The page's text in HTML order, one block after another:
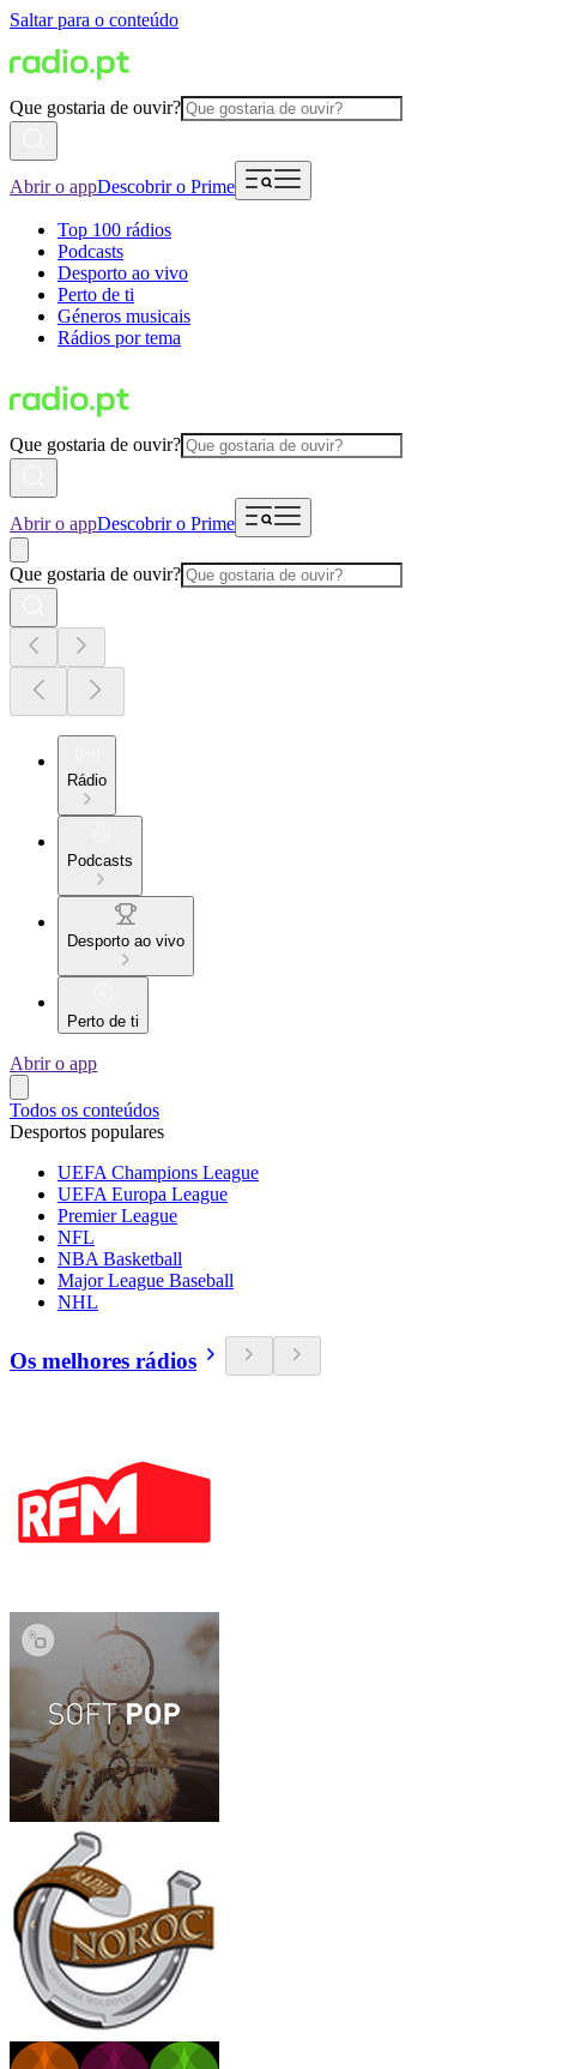
Saltar para o conteúdo
Que gostaria de ouvir?
Abrir o appDescobrir o Prime
Top 100 rádios
Podcasts
Desporto ao vivo
Perto de ti
Géneros musicais
Rádios por tema
Que gostaria de ouvir?
Abrir o appDescobrir o Prime
Que gostaria de ouvir?
Rádio
Podcasts
Desporto ao vivo
Perto de ti
Abrir o app
Todos os conteúdos
Desportos populares
UEFA Champions League
UEFA Europa League
Premier League
NFL
NBA Basketball
Major League Baseball
NHL
Os melhores rádios